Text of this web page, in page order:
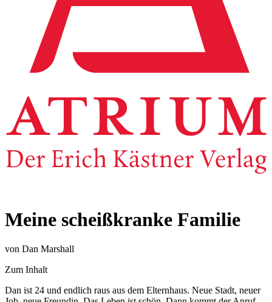
Meine scheißkranke Familie
von Dan Marshall
Zum Inhalt
Dan ist 24 und endlich raus aus dem Elternhaus. Neue Stadt, neuer